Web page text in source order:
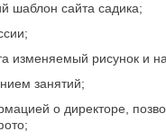
шаблон сайта садика;
изменяемый рисунок и
занятий;
о директоре,